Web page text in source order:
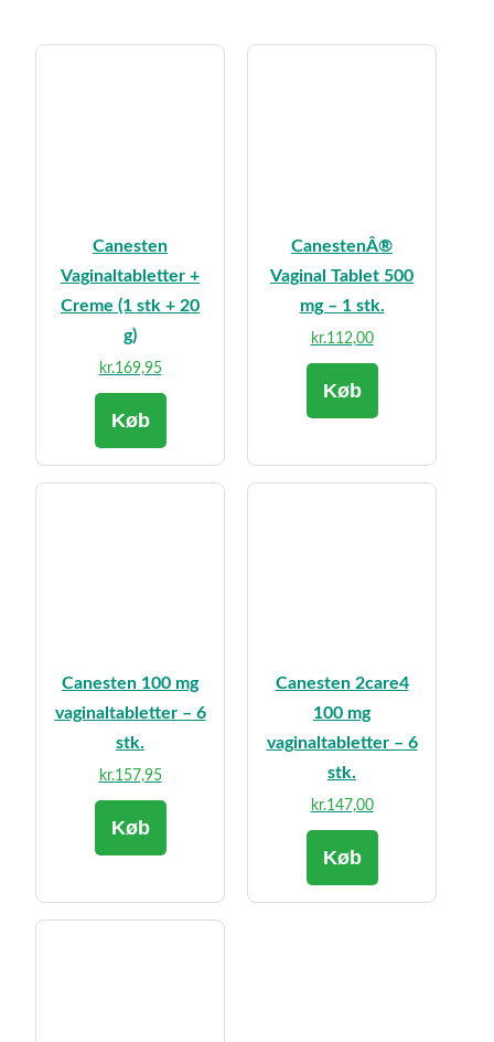
Canesten
Vaginaltabletter +
Creme (1 stk + 20
g)
kr.169,95
Køb
CanestenÂ®
Vaginal Tablet 500
mg – 1 stk.
kr.112,00
Køb
Canesten 100 mg
vaginaltabletter – 6
stk.
kr.157,95
Køb
Canesten 2care4
100 mg
vaginaltabletter – 6
stk.
kr.147,00
Køb